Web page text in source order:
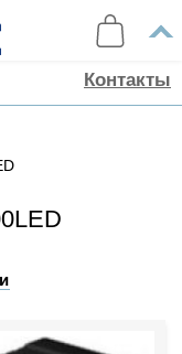
Контакты